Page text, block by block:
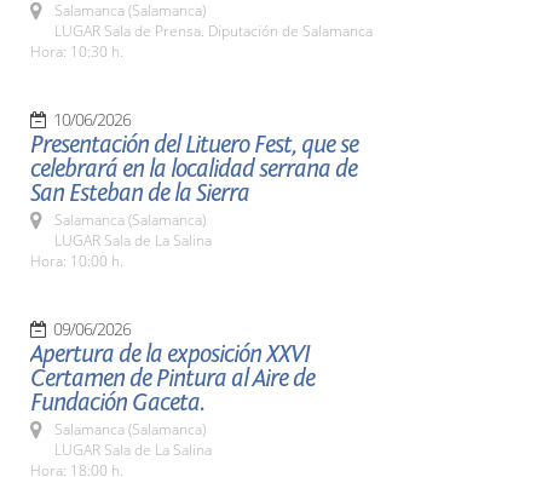
Salamanca (Salamanca)
LUGAR Sala de Prensa. Diputación de Salamanca
Hora: 10:30 h.
10/06/2026
Presentación del Lituero Fest, que se
celebrará en la localidad serrana de
San Esteban de la Sierra
Salamanca (Salamanca)
LUGAR Sala de La Salina
Hora: 10:00 h.
09/06/2026
Apertura de la exposición XXVI
Certamen de Pintura al Aire de
Fundación Gaceta.
Salamanca (Salamanca)
LUGAR Sala de La Salina
Hora: 18:00 h.